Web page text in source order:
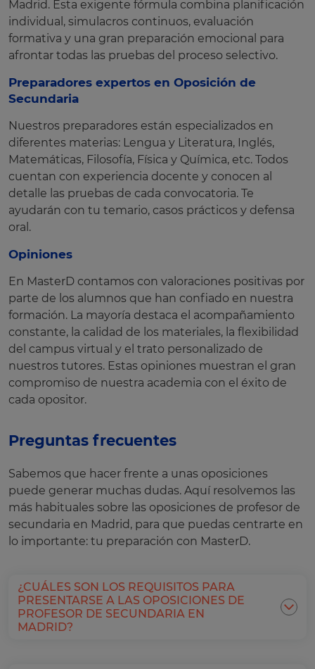
Madrid. Esta exigente fórmula combina planificación
individual, simulacros continuos, evaluación
formativa y una gran preparación emocional para
afrontar todas las pruebas del proceso selectivo.
Preparadores expertos en Oposición de
Secundaria
Nuestros preparadores están especializados en
diferentes materias: Lengua y Literatura, Inglés,
Matemáticas, Filosofía, Física y Química, etc. Todos
cuentan con experiencia docente y conocen al
detalle las pruebas de cada convocatoria. Te
ayudarán con tu temario, casos prácticos y defensa
oral.
Opiniones
En MasterD contamos con valoraciones positivas por
parte de los alumnos que han confiado en nuestra
formación. La mayoría destaca el acompañamiento
constante, la calidad de los materiales, la flexibilidad
del campus virtual y el trato personalizado de
nuestros tutores. Estas opiniones muestran el gran
compromiso de nuestra academia con el éxito de
cada opositor.
Preguntas frecuentes
Sabemos que hacer frente a unas oposiciones
puede generar muchas dudas. Aquí resolvemos las
más habituales sobre las oposiciones de profesor de
secundaria en Madrid, para que puedas centrarte en
lo importante: tu preparación con MasterD.
¿CUÁLES SON LOS REQUISITOS PARA
PRESENTARSE A LAS OPOSICIONES DE
PROFESOR DE SECUNDARIA EN
MADRID?